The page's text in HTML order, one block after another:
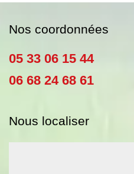
Nos coordonnées
05 33 06 15 44
06 68 24 68 61
Nous localiser